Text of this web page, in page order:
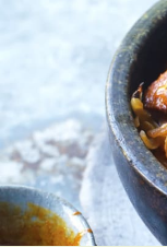
Recepty
TV Program
Škola vaření